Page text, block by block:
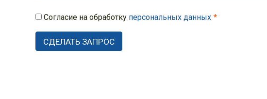
Согласие на обработку персональных данных